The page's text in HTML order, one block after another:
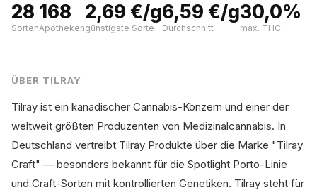
28
Sorten
168
Apotheken
2,69 €/g
günstigste Sorte
6,59 €/g
Durchschnitt
30,0%
max. THC
ÜBER TILRAY
Tilray ist ein kanadischer Cannabis-Konzern und einer der
weltweit größten Produzenten von Medizinalcannabis. In
Deutschland vertreibt Tilray Produkte über die Marke "Tilray
Craft" — besonders bekannt für die Spotlight Porto-Linie
und Craft-Sorten mit kontrollierten Genetiken. Tilray steht für